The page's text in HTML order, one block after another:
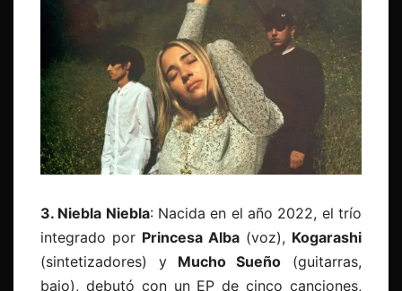
3. Niebla Niebla: Nacida en el año 2022, el trío
integrado por Princesa Alba (voz), Kogarashi
(sintetizadores) yMucho Sueño (guitarras,
bajo), debutó con un EP de cinco canciones,